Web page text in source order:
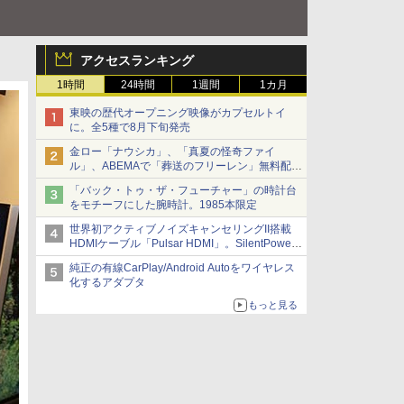
アクセスランキング
1時間 24時間 1週間 1カ月
東映の歴代オープニング映像がカプセルトイ
に。全5種で8月下旬発売
金ロー「ナウシカ」、「真夏の怪奇ファイ
ル」、ABEMAで「葬送のフリーレン」無料配信
など。夏の特番・配信情報
「バック・トゥ・ザ・フューチャー」の時計台
をモチーフにした腕時計。1985本限定
世界初アクティブノイズキャンセリングII搭載
HDMIケーブル「Pulsar HDMI」。SilentPower
から
純正の有線CarPlay/Android Autoをワイヤレス
化するアダプタ
もっと見る